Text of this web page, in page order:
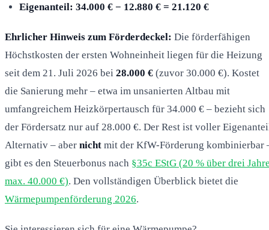
Eigenanteil: 34.000 € − 12.880 € = 21.120 €
Ehrlicher Hinweis zum Förderdeckel: Die förderfähigen
Höchstkosten der ersten Wohneinheit liegen für die Heizung
seit dem 21. Juli 2026 bei 28.000 € (zuvor 30.000 €). Kostet
die Sanierung mehr – etwa im unsanierten Altbau mit
umfangreichem Heizkörpertausch für 34.000 € – bezieht sich
der Fördersatz nur auf 28.000 €. Der Rest ist voller
Alternativ – aber nicht mit der KfW-Förderung kombinierbar
gibt es den Steuerbonus nach §35c EStG (20 % über drei
max. 40.000 €). Den vollständigen Überblick bietet die
Wärmepumpenförderung 2026.